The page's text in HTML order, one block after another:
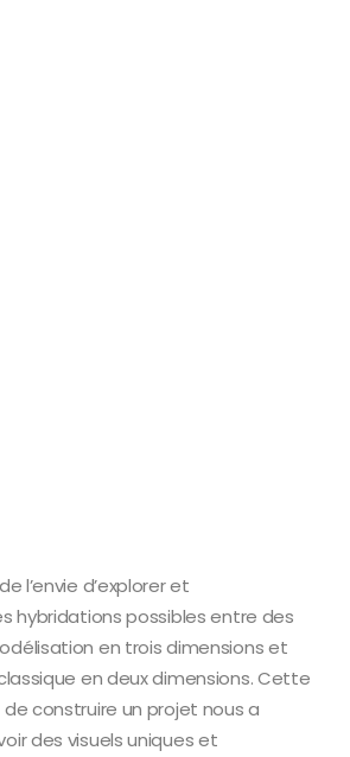
l’envie d’explorer et
hybridations possibles entre des
en trois dimensions et
en deux dimensions. Cette
construire un projet nous a
des visuels uniques et